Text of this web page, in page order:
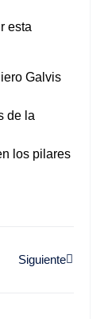
esta
Galvis
de la
los pilares
Siguiente